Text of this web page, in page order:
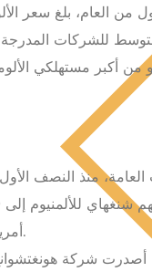
من العام، بلغ سعر
للشركات
من أكبر مستهلكي
أمريكيًا للطن. وتشهد أسعار الألومنيوم ارتفاعًا ملحوظًا، وقد أصدرت العديد من شركات الألومنيوم المدرجة إعلانات عن زيادة مسبقة في أدائها.